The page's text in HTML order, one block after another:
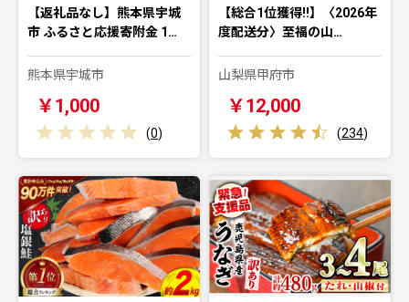
【返礼品なし】熊本県宇城
市 ふるさと応援寄附金 1…
熊本県宇城市
￥1,000
(0)
【総合1位獲得!!】〈2026年
度配送分〉至福の山…
山梨県甲府市
￥12,000
(234)